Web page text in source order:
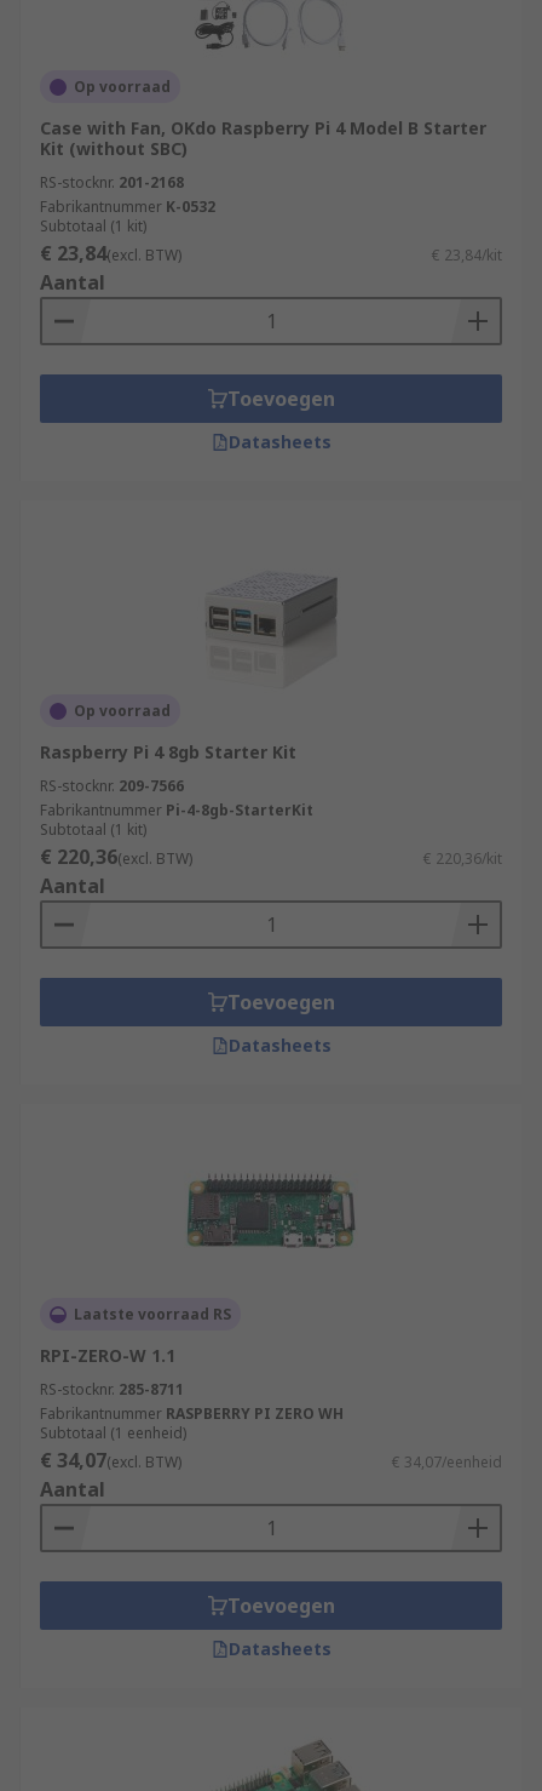
Op voorraad
Case with Fan, OKdo Raspberry Pi 4 Model B Starter
Kit (without SBC)
RS-stocknr. 201-2168
Fabrikantnummer K-0532
Subtotaal (1 kit)
€ 23,84(excl. BTW) € 23,84/kit
Aantal
Toevoegen
Datasheets
Op voorraad
Raspberry Pi 4 8gb Starter Kit
RS-stocknr. 209-7566
Fabrikantnummer Pi-4-8gb-StarterKit
Subtotaal (1 kit)
€ 220,36(excl. BTW) € 220,36/kit
Aantal
Toevoegen
Datasheets
Laatste voorraad RS
RPI-ZERO-W 1.1
RS-stocknr. 285-8711
Fabrikantnummer RASPBERRY PI ZERO WH
Subtotaal (1 eenheid)
€ 34,07(excl. BTW) € 34,07/eenheid
Aantal
Toevoegen
Datasheets